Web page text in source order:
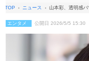
TOP ニュース 山本彩、透明感
エンタメ 公開日 2026/5/5 15:30